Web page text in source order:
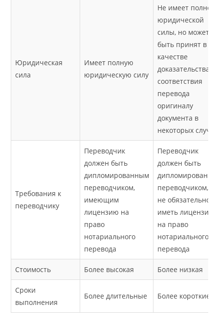
Юридическая
сила
Имеет полную
юридическую силу
Не имеет полной
юридической
силы, но может
быть принят в
качестве
доказательства
соответствия
перевода
оригиналу
документа в
некоторых
Требования к
переводчику
Переводчик
должен быть
дипломированным
переводчиком,
имеющим
лицензию на
право
нотариального
перевода
Переводчик
должен быть
переводчиком, но
не обязательно
иметь лицензию
на право
нотариального
перевода
Стоимость Более высокая Более низкая
Сроки
выполнения
Более длительные Более короткие